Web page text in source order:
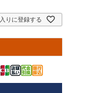
りに登録する